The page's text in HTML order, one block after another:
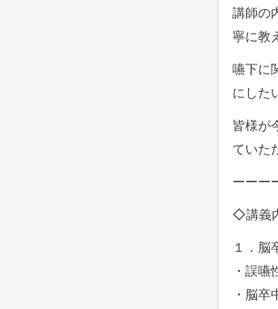
講師の
寧に教
嚥下に
にした
皆様が
ていた
ーーー
◇講義
１．脳
・誤嚥
・脳